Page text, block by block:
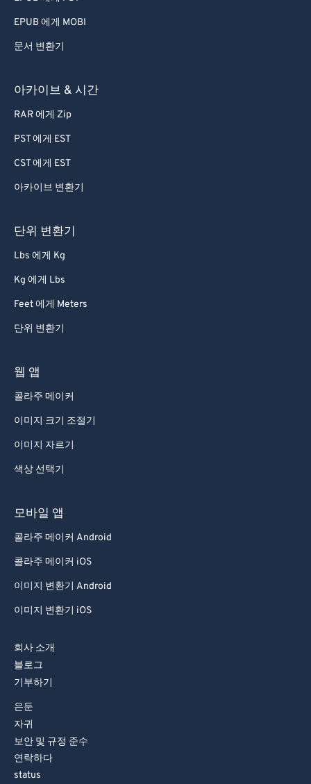
EPUB 에게 MOBI
문서 변환기
아카이브 & 시간
RAR 에게 Zip
PST 에게 EST
CST 에게 EST
아카이브 변환기
단위 변환기
Lbs 에게 Kg
Kg 에게 Lbs
Feet 에게 Meters
단위 변환기
웹 앱
콜라주 메이커
이미지 크기 조절기
이미지 자르기
색상 선택기
모바일 앱
콜라주 메이커 Android
콜라주 메이커 iOS
이미지 변환기 Android
이미지 변환기 iOS
회사 소개
블로그
기부하기
은둔
자귀
보안 및 규정 준수
연락하다
status